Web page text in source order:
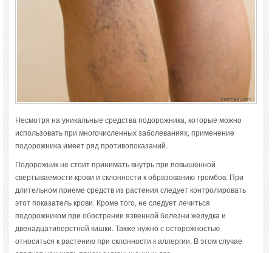
Несмотря на уникальные средства подорожника, которые можно
использовать при многочисленных заболеваниях, применение
подорожника имеет ряд противопоказаний.
Подорожник не стоит принимать внутрь при повышенной
свертываемости крови и склонности к образованию тромбов. При
длительном приеме средств из растения следует контролировать
этот показатель крови. Кроме того, не следует лечиться
подорожником при обострении язвенной болезни желудка и
двенадцатиперстной кишки. Также нужно с осторожностью
относиться к растению при склонности к аллергии. В этом случае